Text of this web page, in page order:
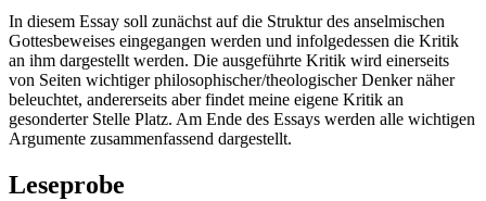
In diesem Essay soll zunächst auf die Struktur des anselmischen
Gottesbeweises eingegangen werden und infolgedessen die Kritik
an ihm dargestellt werden. Die ausgeführte Kritik wird einerseits
von Seiten wichtiger philosophischer/theologischer Denker näher
beleuchtet, andererseits aber findet meine eigene Kritik an
gesonderter Stelle Platz. Am Ende des Essays werden alle wichtigen
Argumente zusammenfassend dargestellt.
Leseprobe